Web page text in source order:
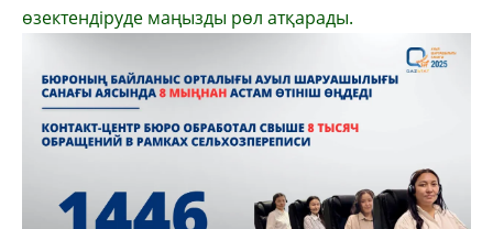
өзектендіруде маңызды рөл атқарады.